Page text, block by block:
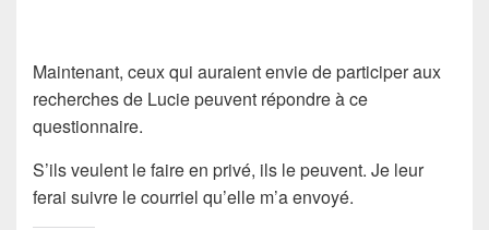
Maintenant, ceux qui auraient envie de participer aux
recherches de Lucie peuvent répondre à ce
questionnaire.
S’ils veulent le faire en privé, ils le peuvent. Je leur
ferai suivre le courriel qu’elle m’a envoyé.